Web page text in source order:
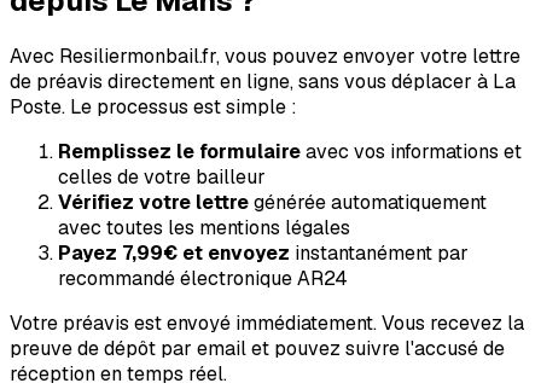
Avec Resiliermonbail.fr, vous pouvez envoyer votre lettre
de préavis directement en ligne, sans vous déplacer à La
Poste. Le processus est simple :
Remplissez le formulaireavec vos informations et
celles de votre bailleur
Vérifiez votre lettregénérée automatiquement
avec toutes les mentions légales
Payez 7,99€ et envoyez instantanément par
recommandé électronique AR24
Votre préavis est envoyé immédiatement. Vous recevez la
preuve de dépôt par email et pouvez suivre l'accusé de
réception en temps réel.